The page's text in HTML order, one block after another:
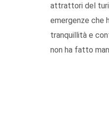
attrattori del
emergenze che
tranquillità e
non ha fatto